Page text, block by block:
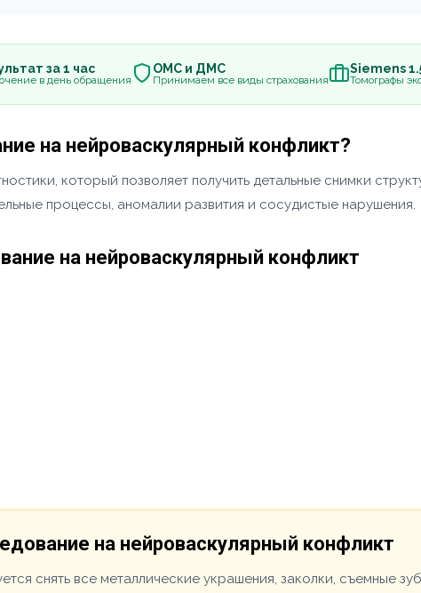
за 1 час
в день обращения
ОМС и ДМС
Принимаем все виды страхования
Siemens
Томографы
на нейроваскулярный конфликт?
который позволяет получить детальные снимки
процессы, аномалии развития и сосудистые нарушения.
на нейроваскулярный конфликт
на нейроваскулярный конфликт
снять все металлические украшения, заколки, съемные